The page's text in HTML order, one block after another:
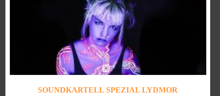
SOUNDKARTELL SPEZIAL LYDMOR